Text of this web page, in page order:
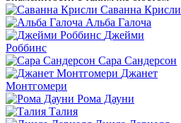
Саванна Крисли
Альба Галоча
Джейми
Роббинс
Сара Сандерсон
Джанет
Монтгомери
Рома Дауни
Талия